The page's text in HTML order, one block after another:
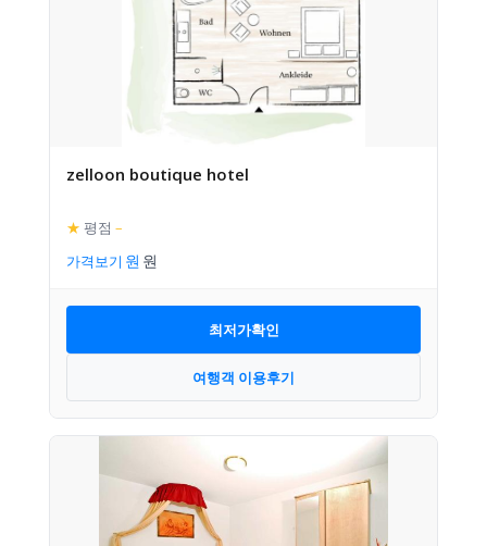
zelloon boutique hotel
★ 평점 –
가격보기
최저가확인
여행객 이용후기